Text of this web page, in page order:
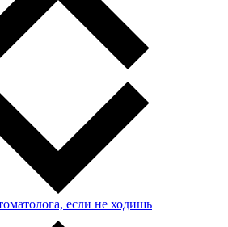
если не ходишь